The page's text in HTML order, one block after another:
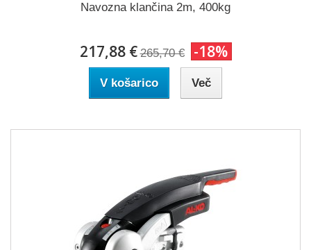
Navozna klančina 2m, 400kg
217,88 € 265,70 € -18%
V košarico Več